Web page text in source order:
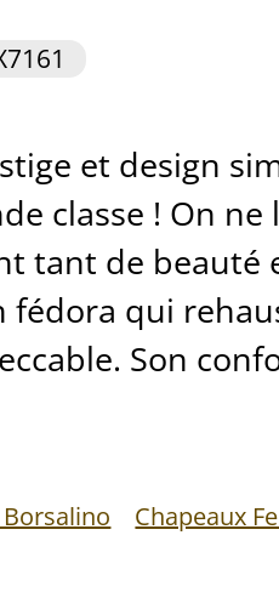
et design
classe ! On ne
tant de beauté
fédora qui
Son
Chapeaux